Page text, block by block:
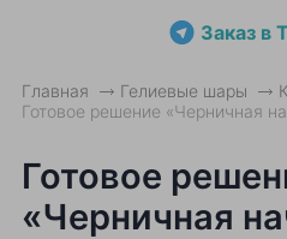
Заказ в
Главная Гелиевые шары
Готовое решение «Черничная
Готовое
«Черничная